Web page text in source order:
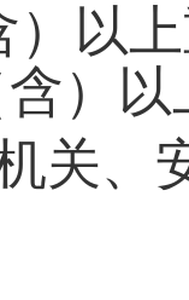
）以
）以
关